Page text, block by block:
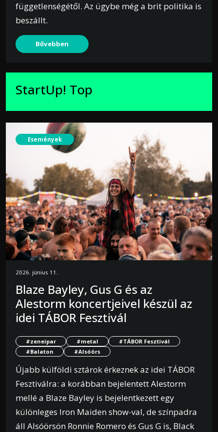
függetlenségétől. Az ügybe még a brit politika is
beszállt.
Bővebben
StartUp! Top
Események
2026. június 11.
Blaze Bayley, Gus G és az
Alestorm koncertjeivel készül az
idei TÁBOR Fesztivál
#zeneipar #metal
#TÁBOR Fesztivál
#Balaton
#Alsóörs
Újabb külföldi sztárok érkeznek az idei TÁBOR
Fesztiválra: a korábban bejelentett Alestorm
mellé a Blaze Bayley is bejelentkezett egy
különleges Iron Maiden show-val, de színpadra
áll Alsóörsön Ronnie Romero és Gus G is, Black